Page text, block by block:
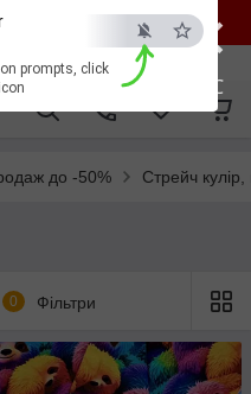
×
ESC
prompts, click
ЗІ ЗНИЖКОЮ
до -50% Стрейч
0 Фільтри